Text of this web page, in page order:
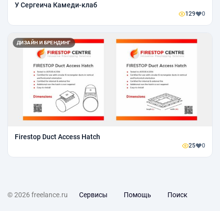
У Сергеича Камеди-клаб
129 0
ДИЗАЙН И БРЕНДИНГ
Firestop Duct Access Hatch
25 0
© 2026 freelance.ru Сервисы Помощь Поиск